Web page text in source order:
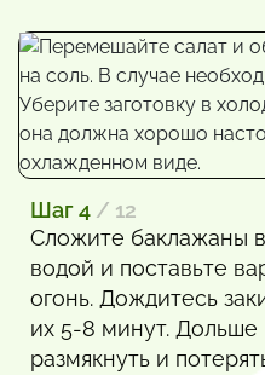
Шаг 4 / 12
Сложите баклажаны
водой и поставьте
огонь. Дождитесь
их 5-8 минут.
размякнуть и